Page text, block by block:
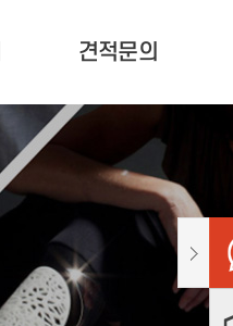
견적문의
3D 프린터 견적 문의
시제품 제작 문의
소프트웨어,
스캐너 문의